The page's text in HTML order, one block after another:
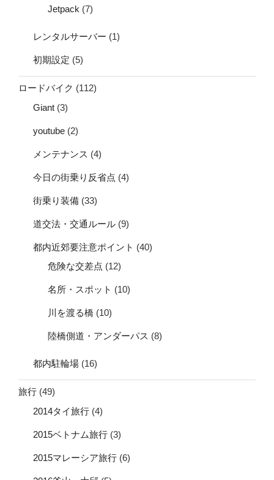
Jetpack (7)
レンタルサーバー (1)
初期設定 (5)
ロードバイク (112)
Giant (3)
youtube (2)
メンテナンス (4)
今日の街乗り反省点 (4)
街乗り装備 (33)
道交法・交通ルール (9)
都内近郊要注意ポイント (40)
危険な交差点 (12)
名所・スポット (10)
川を渡る橋 (10)
陸橋側道・アンダーパス (8)
都内駐輪場 (16)
旅行 (49)
2014タイ旅行 (4)
2015ベトナム旅行 (3)
2015マレーシア旅行 (6)